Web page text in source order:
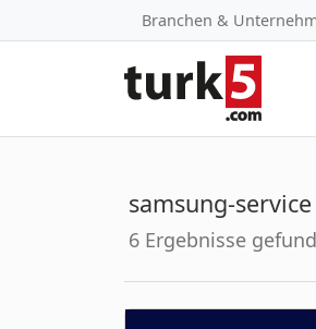
Branchen &
samsung-
6 Ergebnisse